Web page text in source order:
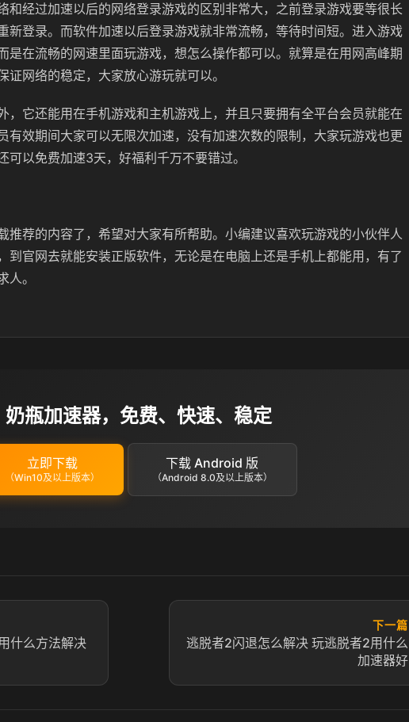
和经过加速以后的网络登录游戏的区别非常大，之前登录游戏要等很长
新登录。而软件加速以后登录游戏就非常流畅，等待时间短。进入游戏
是在流畅的网速里面玩游戏，想怎么操作都可以。就算是在用网高峰期
证网络的稳定，大家放心游玩就可以。
，它还能用在手机游戏和主机游戏上，并且只要拥有全平台会员就能在
有效期间大家可以无限次加速，没有加速次数的限制，大家玩游戏也更
可以免费加速3天，好福利千万不要错过。
推荐的内容了，希望对大家有所帮助。小编建议喜欢玩游戏的小伙伴人
到官网去就能安装正版软件，无论是在电脑上还是手机上都能用，有了
。
奶瓶加速器，免费、快速、稳定
立即下载
（Win10及以上版本）
下载 Android 版
（Android 8.0及以上版本）
什么方法解决
下一篇
逃脱者2闪退怎么解决 玩逃脱者2用什么
加速器好